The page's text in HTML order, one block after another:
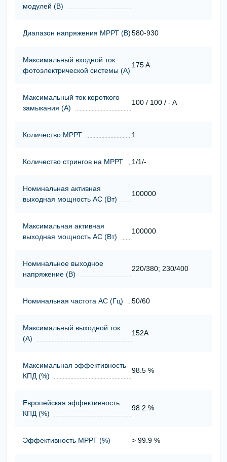
модулей (В)
Диапазон напряжения МРРТ (В)580-930
Максимальный входной ток
фотоэлектрической системы (А)
175 A
Максимальный ток короткого
замыкания (А)
100 / 100 / - A
Количество МРРТ 1
Количество стрингов на МРРТ 1/1/-
Номинальная активная
выходная мощность АС (Вт)
100000
Максимальная активная
выходная мощность АС (Вт)
100000
Номинальное выходное
напряжение (В)
220/380; 230/400
Номинальная частота АС (Гц) 50/60
Максимальный выходной ток
(А)
152А
Максимальная эффективность
КПД (%)
98.5 %
Европейская эффективность
КПД (%)
98.2 %
Эффективность МРРТ (%) > 99.9 %